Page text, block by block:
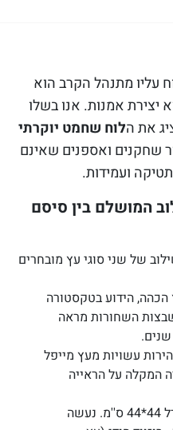
עליו מתנהל הקרב הוא
אמנות. אנו בשלו
לוח שחמט יוקרתי
שחקנים ואספנים שאינם
ועמידות.
המושלם בין סיסם
של שני סוגי עץ מובחרים
הידוע בטקסטורה
השחורות מראה
שנים.
עשויות מעץ מייפל
המקלה על הראייה
מעץ סיסם בגודל 44*44 ס''מ. נעשה